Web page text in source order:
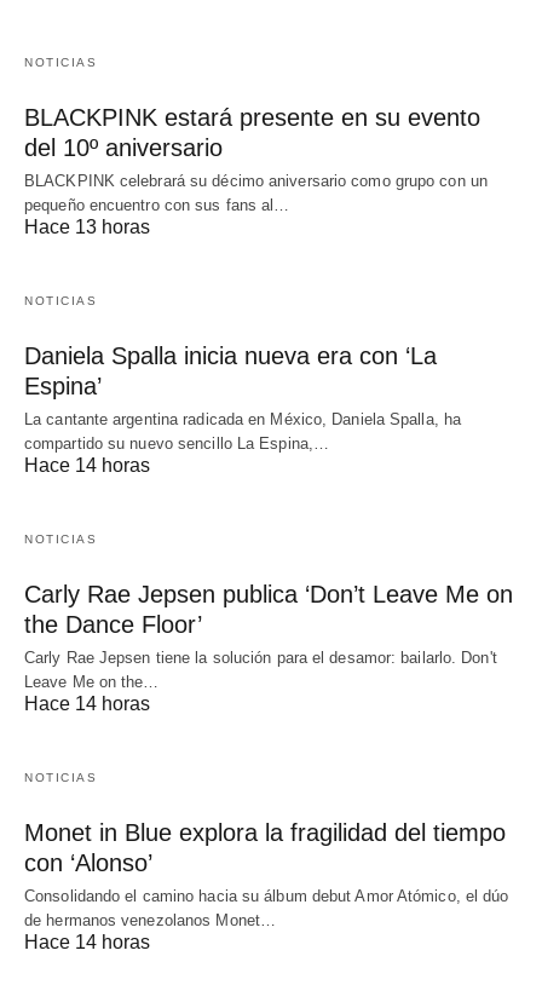
NOTICIAS
BLACKPINK estará presente en su evento
del 10º aniversario
BLACKPINK celebrará su décimo aniversario como grupo con un
pequeño encuentro con sus fans al…
Hace 13 horas
NOTICIAS
Daniela Spalla inicia nueva era con ‘La
Espina’
La cantante argentina radicada en México, Daniela Spalla, ha
compartido su nuevo sencillo La Espina,…
Hace 14 horas
NOTICIAS
Carly Rae Jepsen publica ‘Don’t Leave Me on
the Dance Floor’
Carly Rae Jepsen tiene la solución para el desamor: bailarlo. Don't
Leave Me on the…
Hace 14 horas
NOTICIAS
Monet in Blue explora la fragilidad del tiempo
con ‘Alonso’
Consolidando el camino hacia su álbum debut Amor Atómico, el dúo
de hermanos venezolanos Monet…
Hace 14 horas